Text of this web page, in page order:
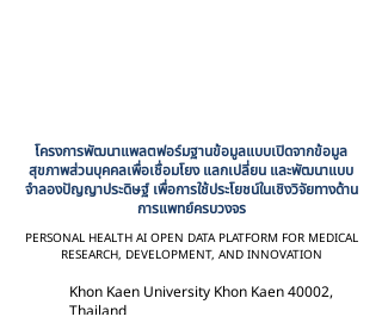
โครงการพัฒนาแพลตฟอร์มฐานข้อมูลแบบเปิดจากข้อมูล
สุขภาพส่วนบุคคลเพื่อเชื่อมโยง แลกเปลี่ยน และพัฒนาแบบ
จำลองปัญญาประดิษฐ์ เพื่อการใช้ประโยชน์ในเชิงวิจัยทางด้าน
การแพทย์ครบวงจร
PERSONAL HEALTH AI OPEN DATA PLATFORM FOR MEDICAL
RESEARCH, DEVELOPMENT, AND INNOVATION
Khon Kaen University Khon Kaen 40002,
Thailand